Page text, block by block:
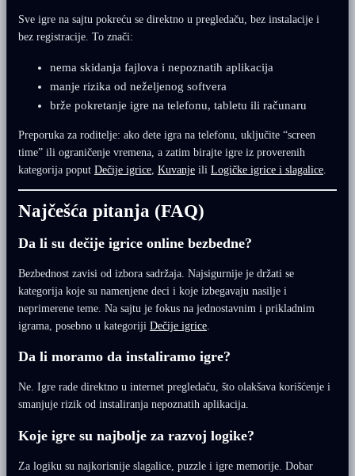
Sve igre na sajtu pokreću se direktno u pregledaču, bez instalacije i
bez registracije. To znači:
nema skidanja fajlova i nepoznatih aplikacija
manje rizika od neželjenog softvera
brže pokretanje igre na telefonu, tabletu ili računaru
Preporuka za roditelje: ako dete igra na telefonu, uključite “screen
time” ili ograničenje vremena, a zatim birajte igre iz proverenih
kategorija poput Dečije igrice Kuvanje ili Logičke igrice i slagalice
Najčešća pitanja (FAQ)
Da li su dečije igrice online bezbedne?
Bezbednost zavisi od izbora sadržaja. Najsigurnije je držati se
kategorija koje su namenjene deci i koje izbegavaju nasilje i
neprimerene teme. Na sajtu je fokus na jednostavnim i prikladnim
igrama, posebno u kategoriji Dečije igrice
Da li moramo da instaliramo igre?
Ne. Igre rade direktno u internet pregledaču, što olakšava korišćenje i
smanjuje rizik od instaliranja nepoznatih aplikacija.
Koje igre su najbolje za razvoj logike?
Za logiku su najkorisnije slagalice, puzzle i igre memorije. Dobar